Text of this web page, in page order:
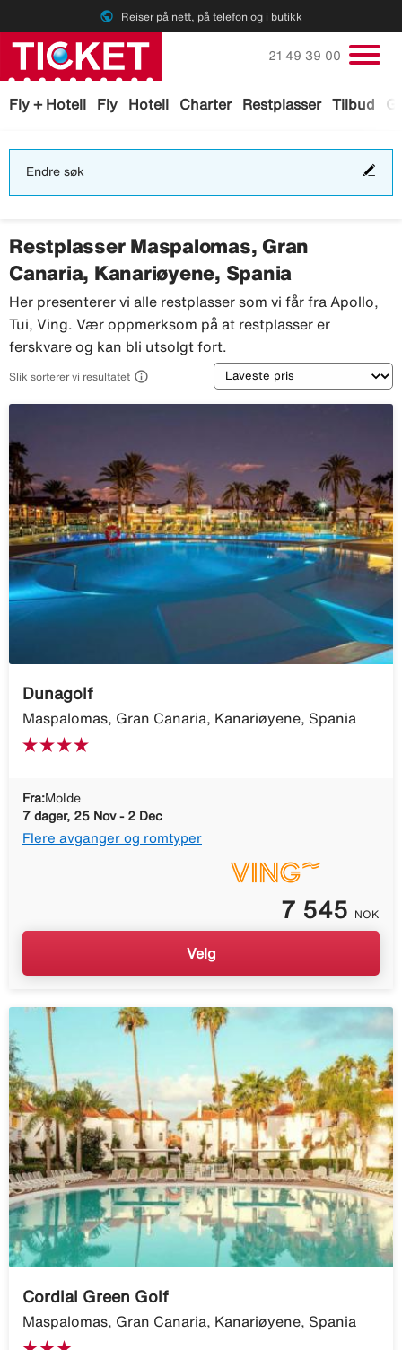
public Reiser på nett, på telefon og i butikk
Fly + Hotell Fly Hotell Charter Restplasser Tilbud
Ring oss på
21 49 39 00
Endre søk
Restplasser Maspalomas, Gran
Canaria, Kanariøyene, Spania
Her presenterer vi alle restplasser som vi får fra Apollo,
Tui, Ving. Vær oppmerksom på at restplasser er
ferskvare og kan bli utsolgt fort.
Slik sorterer vi resultatet  Sortering
Dunagolf
Maspalomas, Gran Canaria, Kanariøyene, Spania
Fra:Molde
7 dager, 25 Nov - 2 Dec
Flere avganger og romtyper
7 545 NOK
Velg
Cordial Green Golf
Maspalomas, Gran Canaria, Kanariøyene, Spania